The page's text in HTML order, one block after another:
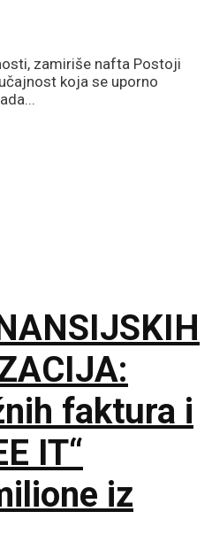
zamiriše nafta Postoji
koja se uporno
faktura i
IT“
iz